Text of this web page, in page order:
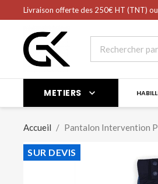
Panier
Livraison offerte des 250€ HT (TNT)
METIERS 
Accueil Pantalon Intervention
SUR DEVIS